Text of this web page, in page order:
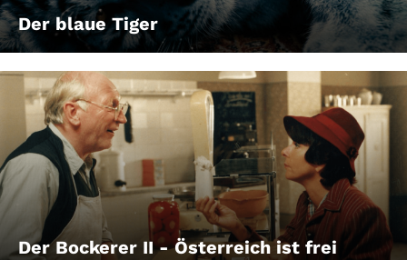
Der blaue Tiger
Der Bockerer II - Österreich ist frei